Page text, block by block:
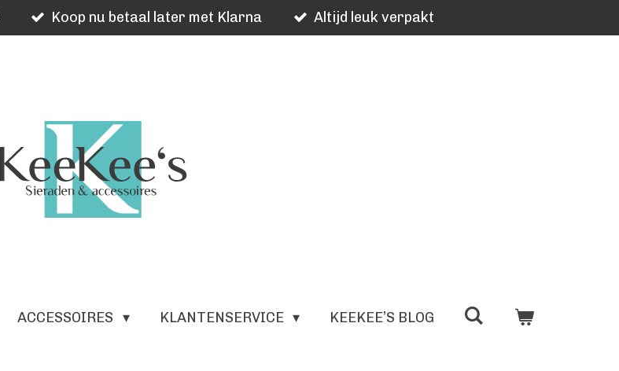
Koop nu betaal later met Klarna Altijd leuk verpakt
ACCESSOIRES KLANTENSERVICE KEEKEE’S BLOG